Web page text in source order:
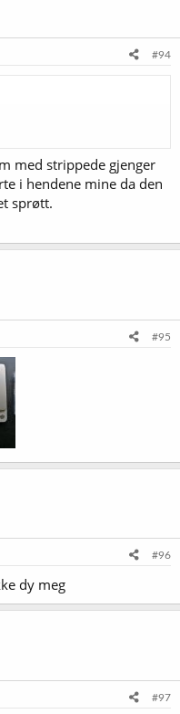
#94
med strippede gjenger
i hendene mine da den
sprøtt.
#95
#96
dy meg
#97